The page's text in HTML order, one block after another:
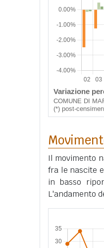
Il movimento
fra le nascite
in basso
L'andamento